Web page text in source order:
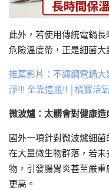
此外，若使用傳統電鍋
危險溫度帶，正是細菌大
推薦影片：不鏽鋼電鍋
淨!!! 全靠這瓶!! │橘寶活
微波爐：太髒會對健康造
國外一項針對微波爐細
在大量微生物群落，若
物，引發腸胃炎甚至嚴
更高。